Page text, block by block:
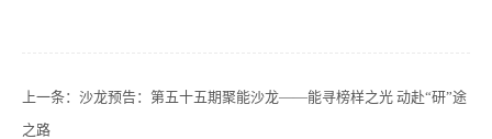
上一条： 沙龙预告：第五十五期聚能沙龙——能寻榜样之光 动赴“研”途
之路